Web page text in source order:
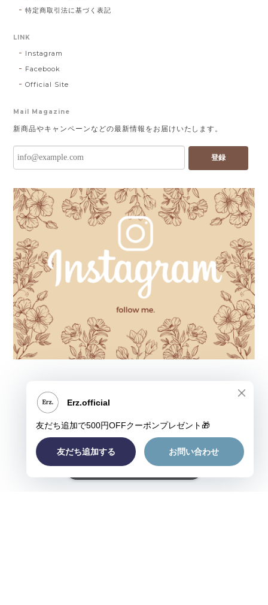
特定商取引法に基づく表記
LINK
Instagram
Facebook
Official Site
Mail Magazine
新商品やキャンペーンなどの最新情報をお届けいたします。
登録
ショップに質問する